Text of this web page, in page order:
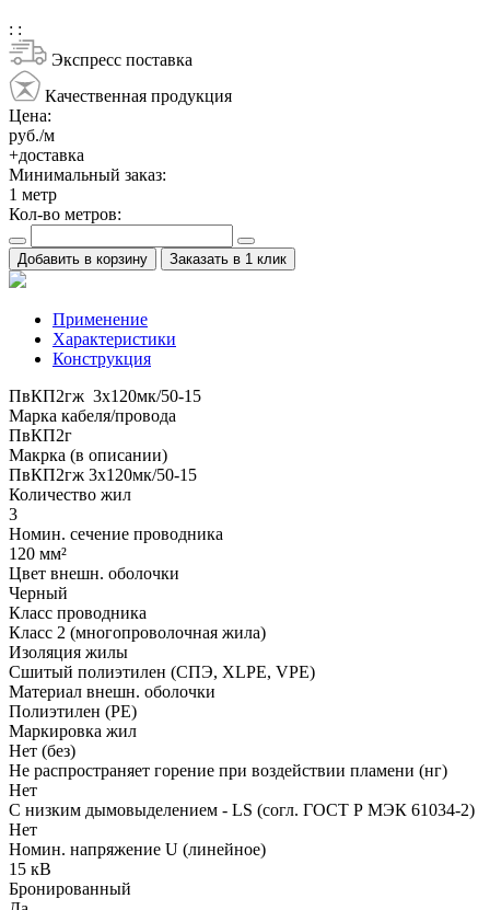
: :
Экспресс поставка
Качественная продукция
Цена:
руб./м
+доставка
Минимальный заказ:
1 метр
Кол-во метров:
Добавить в корзину Заказать в 1 клик
Применение
Характеристики
Конструкция
ПвКП2гж 3x120мк/50-15
Марка кабеля/провода
ПвКП2г
Макрка (в описании)
ПвКП2гж 3x120мк/50-15
Количество жил
3
Номин. сечение проводника
120 мм²
Цвет внешн. оболочки
Черный
Класс проводника
Класс 2 (многопроволочная жила)
Изоляция жилы
Сшитый полиэтилен (СПЭ, XLPE, VPE)
Материал внешн. оболочки
Полиэтилен (PE)
Маркировка жил
Нет (без)
Не распространяет горение при воздействии пламени (нг)
Нет
С низким дымовыделением - LS (согл. ГОСТ Р МЭК 61034-2)
Нет
Номин. напряжение U (линейное)
15 кВ
Бронированный